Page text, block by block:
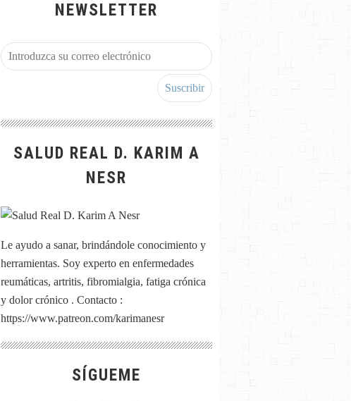
NEWSLETTER
SALUD REAL D. KARIM A
NESR
Le ayudo a sanar, brindándole conocimiento y
herramientas. Soy experto en enfermedades
reumáticas, artritis, fibromialgia, fatiga crónica
y dolor crónico . Contacto :
https://www.patreon.com/karimanesr
SÍGUEME